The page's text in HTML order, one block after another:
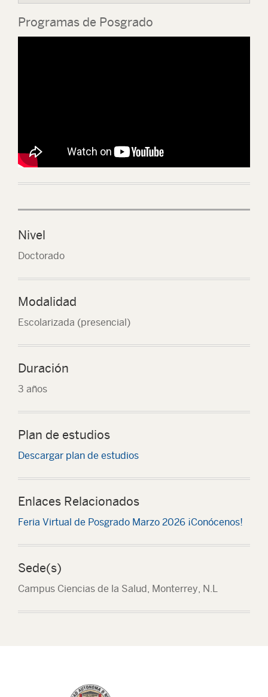
Programas de Posgrado
Nivel
Doctorado
Modalidad
Escolarizada (presencial)
Duración
3 años
Plan de estudios
Descargar plan de estudios
Enlaces Relacionados
Feria Virtual de Posgrado Marzo 2026 ¡Conócenos!
Sede(s)
Campus Ciencias de la Salud, Monterrey, N.L